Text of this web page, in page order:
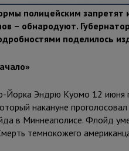
полицейским
– обнародуют.
поделилось
Йорка Эндрю Куомо 12 июня
накануне
в Миннеаполисе. Флойд
темнокожего